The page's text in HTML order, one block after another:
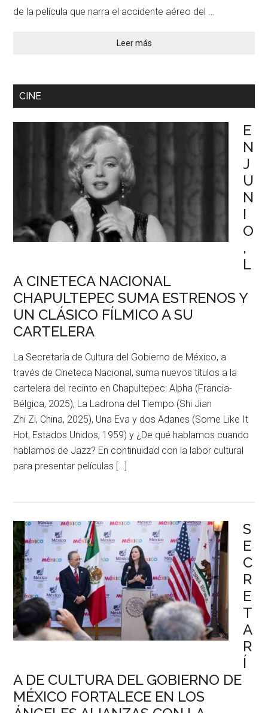
de la película que narra el accidente aéreo del …
Leer más
CINE
E
N
J
U
N
I
O
,
L
A CINETECA NACIONAL
CHAPULTEPEC SUMA ESTRENOS Y
UN CLÁSICO FÍLMICO A SU
CARTELERA
La Secretaría de Cultura del Gobierno de México, a
través de Cineteca Nacional, suma nuevos títulos a la
cartelera del recinto en Chapultepec: Alpha (Francia-
Bélgica, 2025), La Ladrona del Tiempo (Shi Jian
Zhi Zi, China, 2025), Una Eva y dos Adanes (Some Like It
Hot, Estados Unidos, 1959) y ¿De qué hablamos cuando
hablamos de Jazz? En continuidad con la labor cultural
para presentar películas […]
S
E
C
R
E
T
A
R
Í
A DE CULTURA DEL GOBIERNO DE
MÉXICO FORTALECE EN LOS